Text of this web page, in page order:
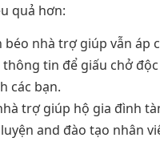
quả hơn:
béo nhà trợ giúp vẫn áp
tin để giấu chở
các bạn.
trợ giúp hộ gia đình
and đào tạo nhân